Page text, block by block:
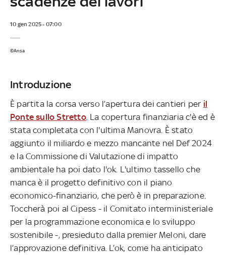
10 gen 2025 - 07:00
©Ansa
Introduzione
È partita la corsa verso l’apertura dei cantieri per il
Ponte sullo Stretto. La copertura finanziaria c'è ed è
stata completata con l'ultima Manovra. È stato
aggiunto il miliardo e mezzo mancante nel Def 2024
e la Commissione di Valutazione di impatto
ambientale ha poi dato l'ok. L'ultimo tassello che
manca è il progetto definitivo con il piano
economico-finanziario, che però è in preparazione.
Toccherà poi al Cipess - il Comitato interministeriale
per la programmazione economica e lo sviluppo
sostenibile -, presieduto dalla premier Meloni, dare
l’approvazione definitiva. L’ok, come ha anticipato